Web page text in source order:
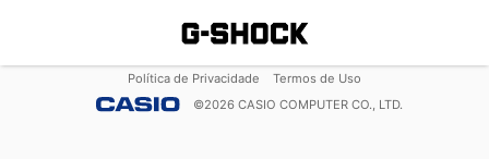
Política de Privacidade
Termos de Uso
©2026 CASIO COMPUTER CO., LTD.